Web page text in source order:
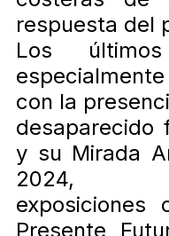
respuesta del
Los
con la
desaparecido
y su Mirada
2024,
exposiciones
Presente